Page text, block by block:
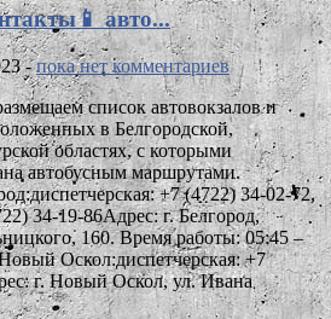
авто...
-пока нет комментариев
список автовокзалов и
в Белгородской,
областях, с которыми
автобусным маршрутами.
+7 (4722) 34-02-72,
34-19-86Адрес: г. Белгород,
160. Время работы: 05:45 –
Оскол:диспетчерская: +7
г. Новый Оскол, ул. Ивана